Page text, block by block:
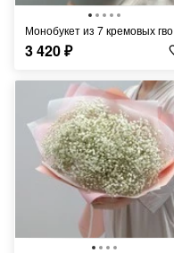
Монобукет из 7 кремовых гвоздик
3 420₽